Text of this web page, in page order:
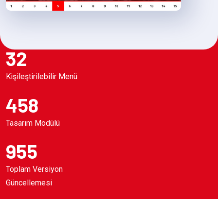
32
Kişileştirilebilir Menü
458
Tasarım Modülü
955
Toplam Versiyon
Güncellemesi